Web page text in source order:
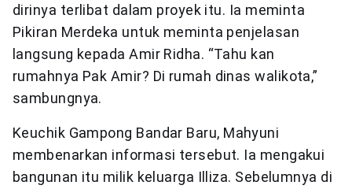
dirinya terlibat dalam proyek itu. Ia meminta
Pikiran Merdeka untuk meminta penjelasan
langsung kepada Amir Ridha. “Tahu kan
rumahnya Pak Amir? Di rumah dinas walikota,”
sambungnya.
Keuchik Gampong Bandar Baru, Mahyuni
membenarkan informasi tersebut. Ia mengakui
bangunan itu milik keluarga Illiza. Sebelumnya di